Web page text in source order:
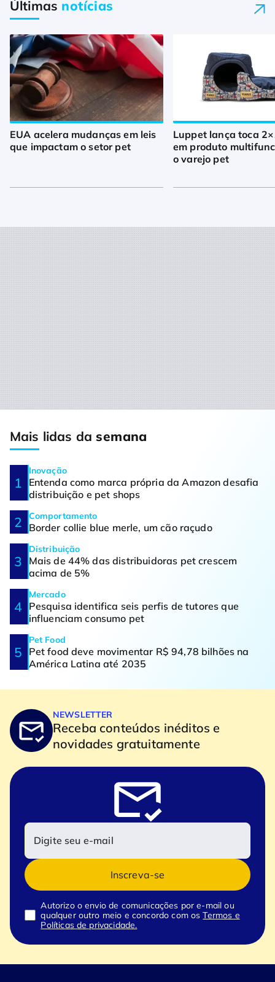
Últimas notícias
EUA acelera mudanças em leis
que impactam o setor pet
Luppet lança toca
em produto
o varejo pet
Mais lidas dasemana
Inovação
Entenda como marca própria da Amazon desafia
distribuição e pet shops
Comportamento
Border collie blue merle, um cão raçudo
Distribuição
Mais de 44% das distribuidoras pet crescem
acima de 5%
Mercado
Pesquisa identifica seis perfis de tutores que
influenciam consumo pet
Pet Food
Pet food deve movimentar R$ 94,78 bilhões na
América Latina até 2035
NEWSLETTER
Receba conteúdos inéditos e
novidades gratuitamente
Inscreva-se
Autorizo o envio de comunicações por e-mail ou
qualquer outro meio e concordo com osTermos e
Políticas de privacidade.